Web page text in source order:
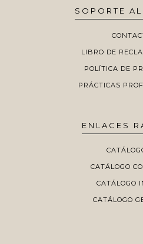
SOPORTE
LIBRO DE
POLÍTICA DE
PRÁCTICAS
ENLACES
CATÁLOGO
CATÁLOGO
CATÁLOGO